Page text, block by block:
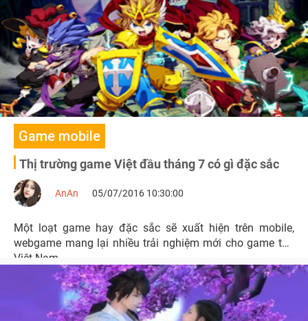
Game mobile
Thị trường game Việt đầu tháng 7 có gì đặc sắc
AnAn 05/07/2016 10:30:00
Một loạt game hay đặc sắc sẽ xuất hiện trên mobile,
webgame mang lại nhiều trải nghiệm mới cho game thủ
Việt Nam